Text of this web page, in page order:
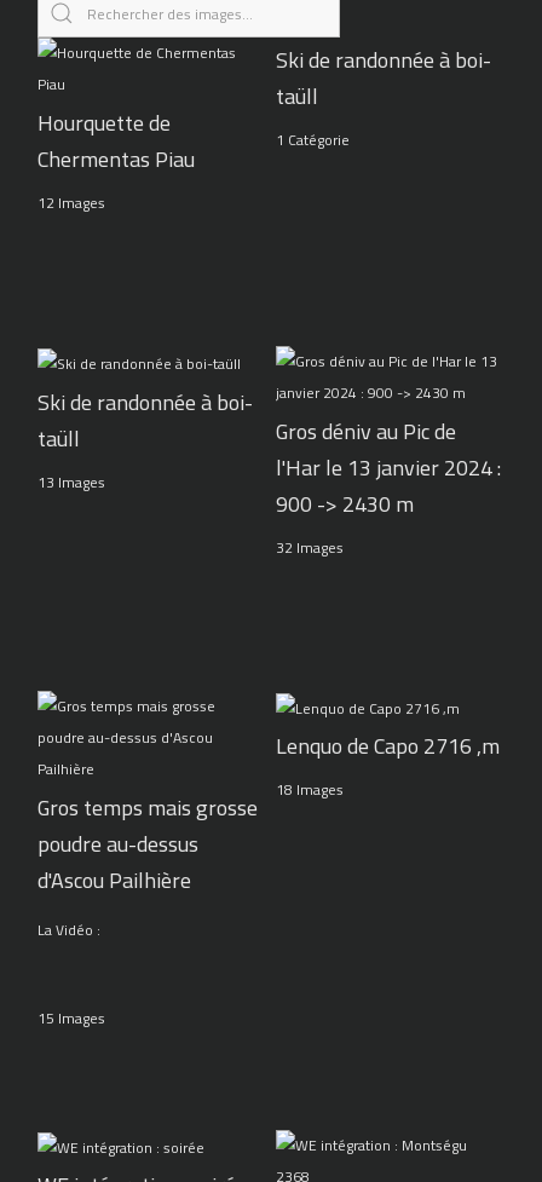
Hourquette de
Chermentas Piau
12 Images
Ski de randonnée à boi-
taüll
1 Catégorie
Ski de randonnée à boi-
taüll
13 Images
Gros déniv au Pic de
l'Har le 13 janvier 2024 :
900 -> 2430 m
32 Images
Gros temps mais grosse
poudre au-dessus
d'Ascou Pailhière
La Vidéo :
15 Images
Lenquo de Capo 2716 ,m
18 Images